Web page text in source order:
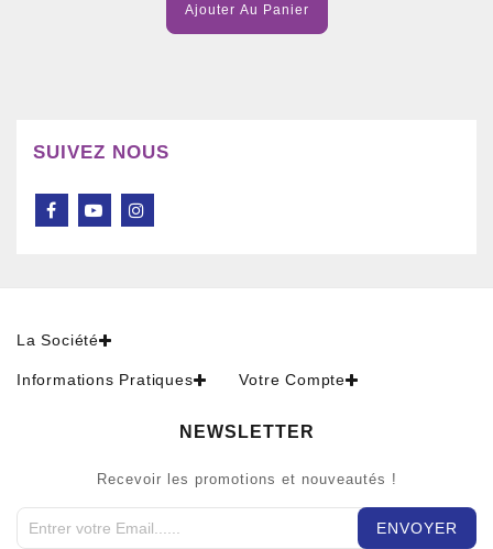
Ajouter Au Panier
SUIVEZ NOUS
La Société
Informations Pratiques Votre Compte
NEWSLETTER
Recevoir les promotions et nouveautés !